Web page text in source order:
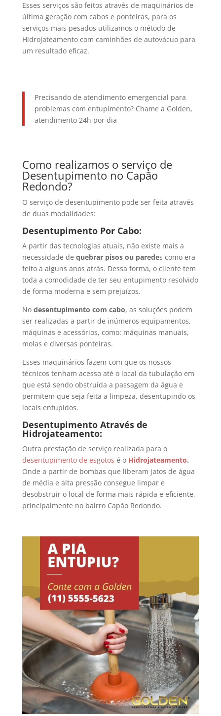
Esses serviços são feitos através de maquinários de
última geração com cabos e ponteiras, para os
serviços mais pesados utilizamos o método de
Hidrojateamento com caminhões de autovácuo para
um resultado eficaz.
Precisando de atendimento emergencial para
problemas com entupimento? Chame a Golden,
atendimento 24h por dia
Como realizamos o serviço de
Desentupimento no Capão
Redondo?
O serviço de desentupimento pode ser feita através
de duas modalidades:
Desentupimento Por Cabo:
A partir das tecnologias atuais, não existe mais a
necessidade de quebrar pisos ou paredes como era
feito a alguns anos atrás. Dessa forma, o cliente tem
toda a comodidade de ter seu entupimento resolvido
de forma moderna e sem prejuízos.
No desentupimento com cabo, as soluções podem
ser realizadas a partir de inúmeros equipamentos,
máquinas e acessórios, como: máquinas manuais,
molas e diversas ponteiras.
Esses maquinários fazem com que os nossos
técnicos tenham acesso até o local da tubulação em
que está sendo obstruída a passagem da água e
permitem que seja feita a limpeza, desentupindo os
locais entupidos.
Desentupimento Através de
Hidrojateamento:
Outra prestação de serviço realizada para o
desentupimento de esgotos é o Hidrojateamento.
Onde a partir de bombas que liberam jatos de água
de média e alta pressão consegue limpar e
desobstruir o local de forma mais rápida e eficiente,
principalmente no bairro Capão Redondo.